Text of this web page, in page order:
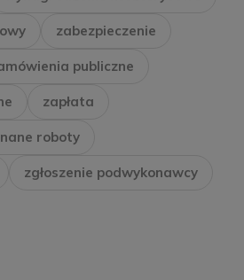
zabezpieczenie
publiczne
zapłata
roboty
zgłoszenie podwykonawcy